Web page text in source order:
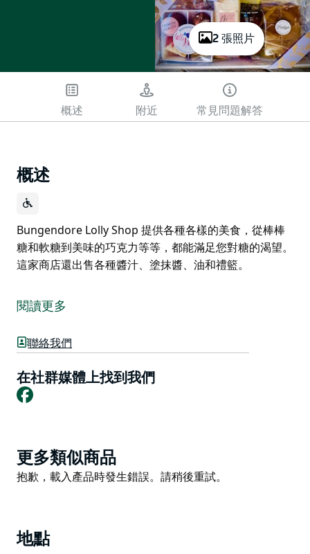
2 張照片
概述 附近 常見問題解答
概述
Bungendore Lolly Shop 提供各種各樣的美食，從棒棒
糖和軟糖到美味的巧克力等等，都能滿足您對糖的渴望。
這家商店還出售各種醬汁、塗抹醬、油和禮籃。
糖和軟糖到美味的巧克力等等，都能滿足您對糖的渴望。
閱讀更多
聯絡我們
在社群媒體上找到我們
Facebook
Product
List
更多類似商品
Product
抱歉，載入產品時發生錯誤。請稍後重試。
地點